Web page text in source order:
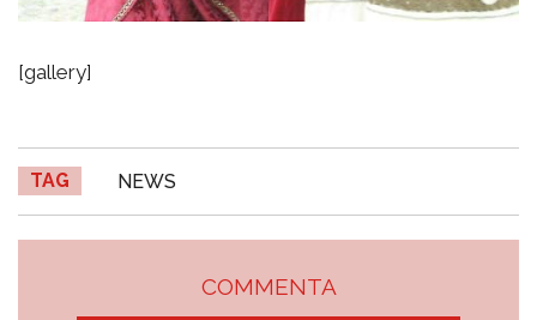
[gallery]
TAG NEWS
COMMENTA